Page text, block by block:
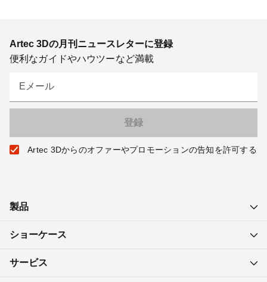
Artec 3Dの月刊ニュースレターに登録
便利なガイドやハウツーなど満載
Eメール
Artec 3Dからのオファーやプロモーションの告知を許可する
製品
ショーケース
サービス